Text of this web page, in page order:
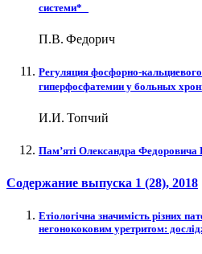
системи*
П.В. Федорич
Регуляция фосфорно-
гиперфосфатемии у больных
И.И. Топчий
Пам’яті Олександра Федоровича
Содержание выпуска 1 (28), 2018
Етіологічна значимість різних
негонококовим уретритом: